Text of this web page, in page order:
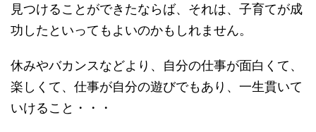
見つけることができたならば、それは、子育てが成
功したといってもよいのかもしれません。
休みやバカンスなどより、自分の仕事が面白くて、
楽しくて、仕事が自分の遊びでもあり、一生貫いて
いけること・・・